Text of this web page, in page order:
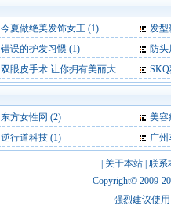
今夏做绝美发饰女王 (1)
发型
错误的护发习惯 (1)
防头
双眼皮手术 让你拥有美丽大眼 (1)
东方女性网 (2)
美容
逆行道科技 (1) 广州
关于本站 联系
Copyright© 2009-
强烈建议使